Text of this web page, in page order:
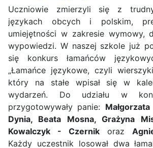
Uczniowie zmierzyli się z
językach obcych i polskim,
umiejętności w zakresie wymowy,
wypowiedzi. W naszej szkole już
się konkurs łamańców
„Łamańce językowe, czyli
który na stałe wpisał się w
wydarzeń. Do udziału w
przygotowywały panie:
Dynia, Beata Mosna, Grażyna
Kowalczyk - Czernik oraz
Każdy uczestnik losował dwa